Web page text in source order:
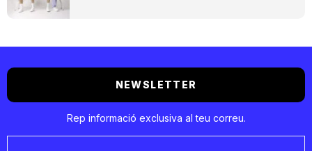
NEWSLETTER
Rep informació exclusiva al teu correu.